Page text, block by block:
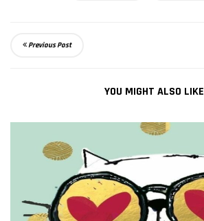
Previous Post
YOU MIGHT ALSO LIKE